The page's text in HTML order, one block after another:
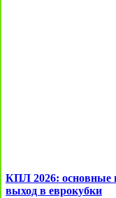
КПЛ 2026: основные
выход в еврокубки